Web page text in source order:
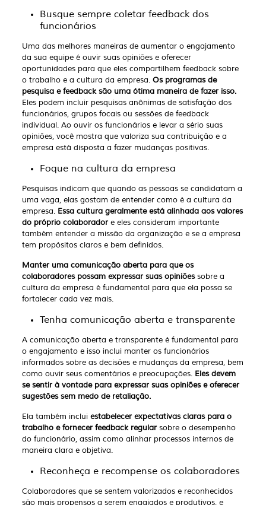
Busque sempre coletar feedback dos
funcionários
Uma das melhores maneiras de aumentar o engajamento
da sua equipe é ouvir suas opiniões e oferecer
oportunidades para que eles compartilhem feedback sobre
o trabalho e a cultura da empresa.Os programas de
pesquisa e feedback são uma ótima maneira de fazer isso.
Eles podem incluir pesquisas anônimas de satisfação dos
funcionários, grupos focais ou sessões de feedback
individual. Ao ouvir os funcionários e levar a sério suas
opiniões, você mostra que valoriza sua contribuição e a
empresa está disposta a fazer mudanças positivas.
Foque na cultura da empresa
Pesquisas indicam que quando as pessoas se candidatam a
uma vaga, elas gostam de entender como é a cultura da
empresa. Essa cultura geralmente está alinhada aos valores
do próprio colaborador e eles consideram importante
também entender a missão da organização e se a empresa
tem propósitos claros e bem definidos.
Manter uma comunicação aberta para que os
colaboradores possam expressar suas opiniõessobre a
cultura da empresa é fundamental para que ela possa se
fortalecer cada vez mais.
Tenha comunicação aberta e transparente
A comunicação aberta e transparente é fundamental para
o engajamento e isso inclui manter os funcionários
informados sobre as decisões e mudanças da empresa, bem
como ouvir seus comentários e preocupações. Eles devem
se sentir à vontade para expressar suas opiniões e oferecer
sugestões sem medo de retaliação.
Ela também inclui estabelecer expectativas claras para o
trabalho e fornecer feedback regularsobre o desempenho
do funcionário, assim como alinhar processos internos de
maneira clara e objetiva.
Reconheça e recompense os colaboradores
Colaboradores que se sentem valorizados e reconhecidos
são mais propensos a serem engajados e produtivos, e